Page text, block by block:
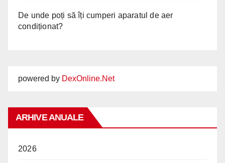
De unde poți să îți cumperi aparatul de aer
condiționat?
powered by DexOnline.Net
ARHIVE ANUALE
2026